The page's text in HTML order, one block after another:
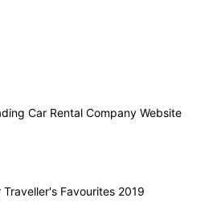
Car Rental Company Website
Traveller's Favourites 2019